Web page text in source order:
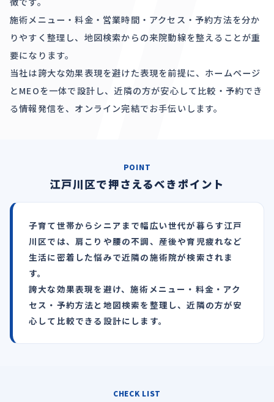
施術メニュー・料金・営業時間・アクセス・予約方法を分か
りやすく整理し、地図検索からの来院動線を整えることが重
要になります。
当社は誇大な効果表現を避けた表現を前提に、ホームページ
とMEOを一体で設計し、近隣の方が安心して比較・予約でき
る情報発信を、オンライン完結でお手伝いします。
POINT
江戸川区で押さえるべきポイント
子育て世帯からシニアまで幅広い世代が暮らす江戸
川区では、肩こりや腰の不調、産後や育児疲れなど
生活に密着した悩みで近隣の施術院が検索されま
す。
誇大な効果表現を避け、施術メニュー・料金・アク
セス・予約方法と地図検索を整理し、近隣の方が安
心して比較できる設計にします。
CHECK LIST